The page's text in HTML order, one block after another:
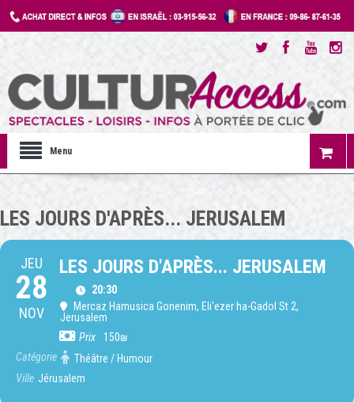
Menu
LES JOURS D'APRÈS... JERUSALEM
JEU
28
NOV
LES JOURS D'APRÈS... JERUSALEM
20:30
Mercaz Hamusica Gonenim, Eli'ezer ha-Gadol St 2,
Jerusalem
Prix
150₪
Catégorie
Théâtre / Humour
Ville Jérusalem